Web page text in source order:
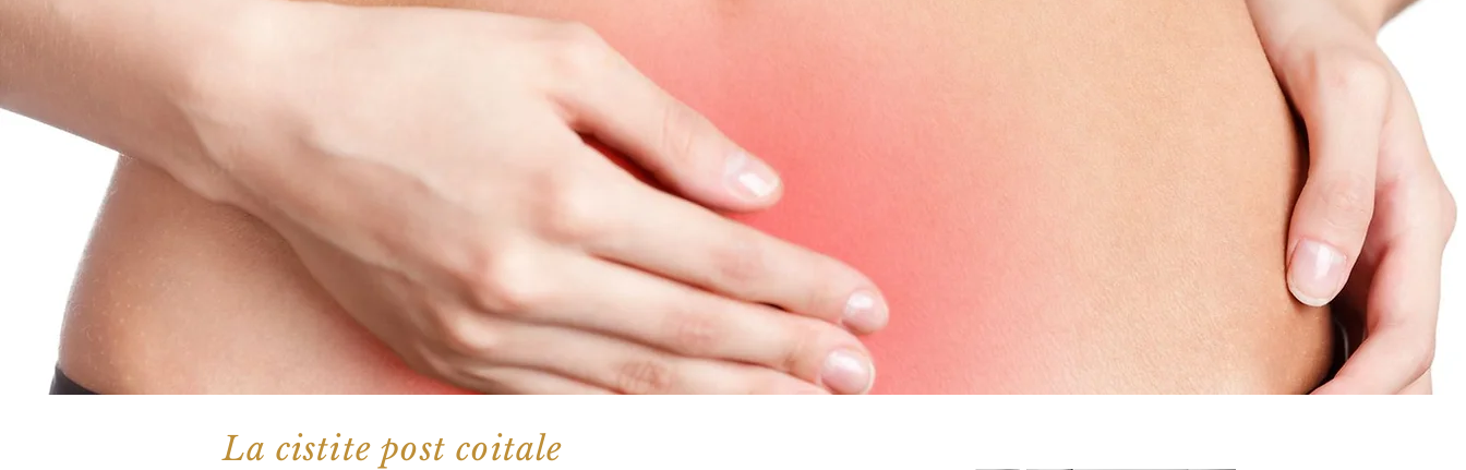
La cistite post coitale